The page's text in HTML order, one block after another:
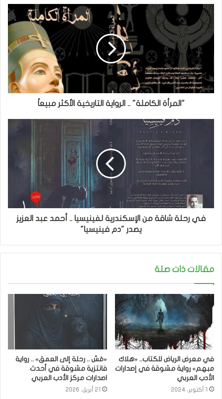
"المرأة الكاملة" .. الرواية التاريخية الأكثر مبيعاً
في رحلة شاقة من الإسكندرية لفينيسيا .. أحمد عبد العزيز
يصدر "دم فينيسيا"
مقالات ذات صلة
في معرض الرياض للكتاب.. «هلاك
مبهم» رواية مشوقة في إصدارات
الأدب العربي
«مَسّ .. رحلة إلى العمق» .. رواية
فانتزية مشوقة في أحدث
اصدارات مركز الأدب العربي
21 أبريل، 2026